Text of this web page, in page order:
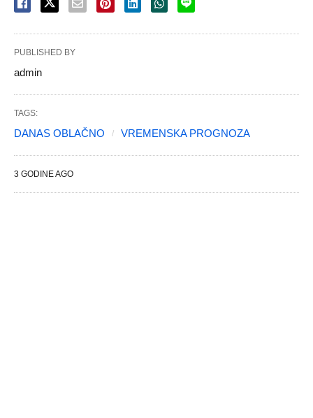
PUBLISHED BY
admin
TAGS:
DANAS OBLAČNO VREMENSKA PROGNOZA
3 GODINE AGO